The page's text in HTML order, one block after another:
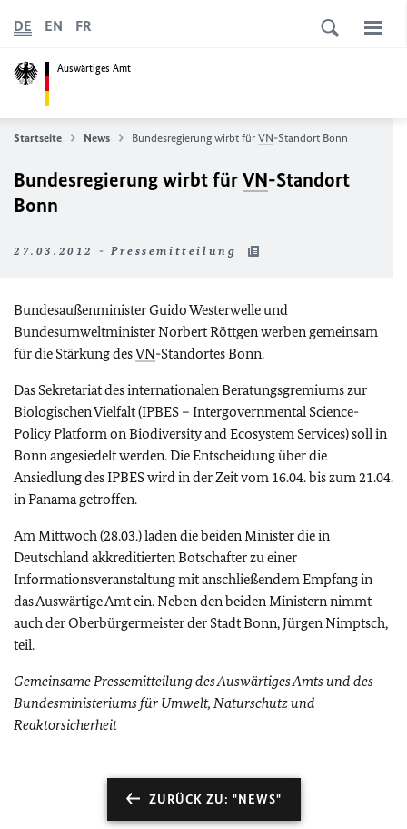
Auswärtiges Amt
DE EN FR
Startseite News Bundesregierung wirbt für VN-Standort Bonn
Bundesregierung wirbt fürVN-Standort
Bonn
27.03.2012 - Pressemitteilung
Bundesaußenminister Guido Westerwelle und
Bundesumweltminister Norbert Röttgen werben gemeinsam
für die Stärkung desVN-Standortes Bonn.
Das Sekretariat des internationalen Beratungsgremiums zur
Biologischen Vielfalt (IPBES – Intergovernmental Science-
Policy Platform on Biodiversity and Ecosystem Services) soll in
Bonn angesiedelt werden. Die Entscheidung über die
Ansiedlung des IPBES wird in der Zeit vom 16.04. bis zum 21.04.
in Panama getroffen.
Am Mittwoch (28.03.) laden die beiden Minister die in
Deutschland akkreditierten Botschafter zu einer
Informationsveranstaltung mit anschließendem Empfang in
das Auswärtige Amt ein. Neben den beiden Ministern nimmt
auch der Oberbürgermeister der Stadt Bonn, Jürgen Nimptsch,
teil.
Gemeinsame Pressemitteilung desAuswärtiges Amts und des
Bundesministeriums für Umwelt, Naturschutz und
Reaktorsicherheit
ZURÜCK ZU: "NEWS"